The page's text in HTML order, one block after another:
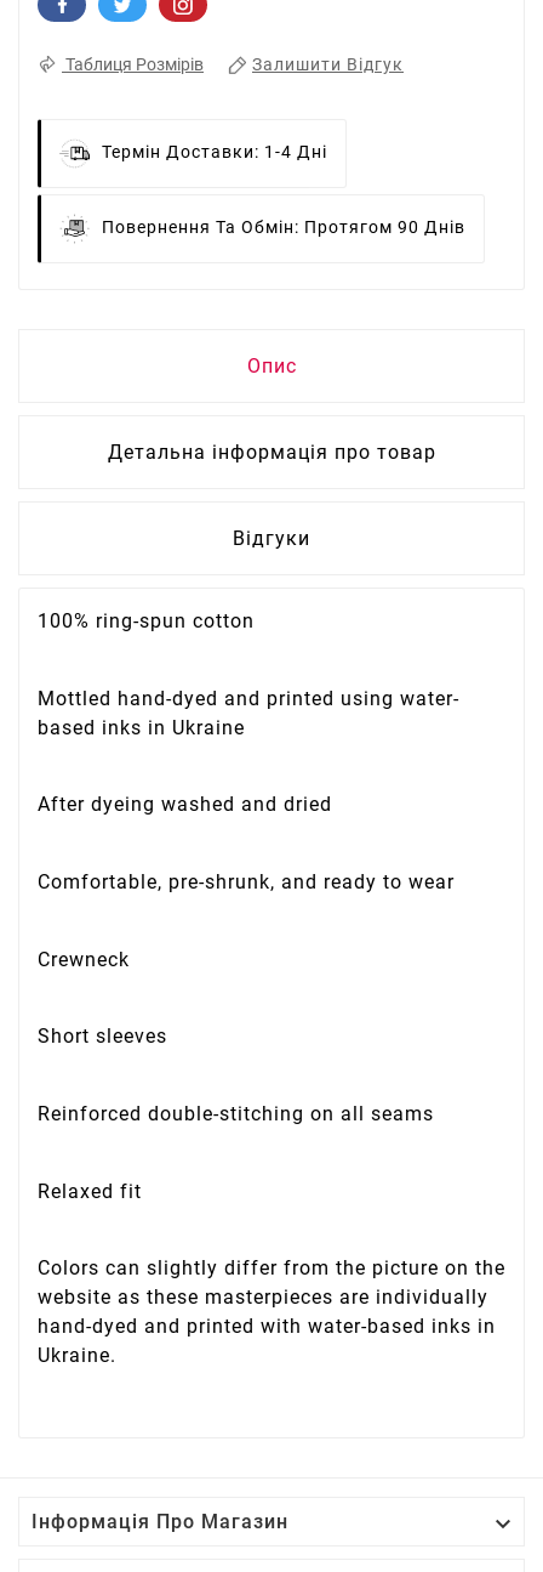
Таблиця Розмірів Залишити Відгук
Термін Доставки: 1-4 Дні
Повернення Та Обмін: Протягом 90 Днів
Опис
Детальна інформація про товар
Відгуки
100% ring-spun cotton
Mottled hand-dyed and printed using water-
based inks in Ukraine
After dyeing washed and dried
Comfortable, pre-shrunk, and ready to wear
Crewneck
Short sleeves
Reinforced double-stitching on all seams
Relaxed fit
Colors can slightly differ from the picture on the
website as these masterpieces are individually
hand-dyed and printed with water-based inks in
Ukraine.
Інформація Про Магазин 